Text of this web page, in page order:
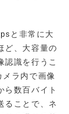
と非常に大
ど、大容量の
認識を行うこ
ラ内で画像
ら数百バイト
ることで、ネ